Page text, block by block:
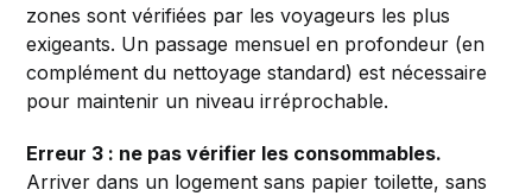
zones sont vérifiées par les voyageurs les plus
exigeants. Un passage mensuel en profondeur (en
complément du nettoyage standard) est nécessaire
pour maintenir un niveau irréprochable.
Erreur 3 : ne pas vérifier les consommables.
Arriver dans un logement sans papier toilette, sans